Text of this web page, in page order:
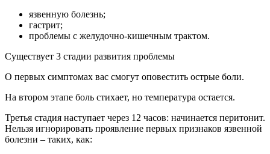
язвенную болезнь;
гастрит;
проблемы с желудочно-кишечным трактом.
Существует 3 стадии развития проблемы
О первых симптомах вас смогут оповестить острые боли.
На втором этапе боль стихает, но температура остается.
Третья стадия наступает через 12 часов: начинается перитонит.
Нельзя игнорировать проявление первых признаков язвенной
болезни – таких, как: